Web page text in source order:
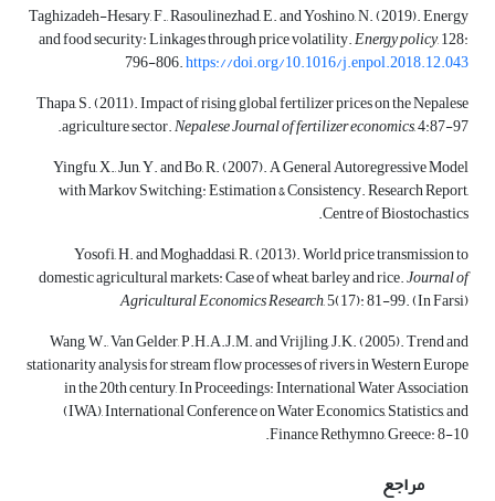
Taghizadeh-Hesary, F., Rasoulinezhad, E. and Yoshino, N. (2019). Energy
and food security: Linkages through price volatility.Energy policy, 128:
796-806.https://doi.org/10.1016/j.enpol.2018.12.043
Thapa, S. (2011). Impact of rising global fertilizer prices on the Nepalese
agriculture sector.Nepalese Journal of fertilizer economics, 4:87-97.
Yingfu, X., Jun, Y. and Bo, R. (2007). A General Autoregressive Model
with Markov Switching: Estimation & Consistency. Research Report,
Centre of Biostochastics.
Yosofi, H. and Moghaddasi, R. (2013). World price transmission to
domestic agricultural markets: Case of wheat, barley and rice.Journal of
Agricultural Economics Research, 5(17): 81-99. (In Farsi)
Wang, W., Van Gelder, P.H.A.J.M. and Vrijling, J.K. (2005). Trend and
stationarity analysis for stream flow processes of rivers in Western Europe
in the 20th century, In Proceedings: International Water Association
(IWA), International Conference on Water Economics, Statistics, and
Finance Rethymno, Greece: 8-10.
مراجع